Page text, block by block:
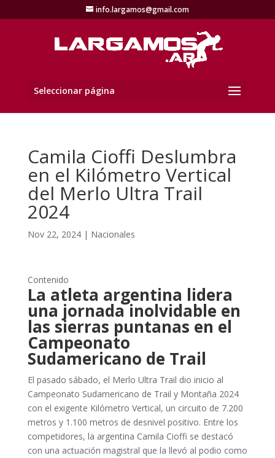
info.largamos@gmail.com
Seleccionar página
Camila Cioffi Deslumbra
en el Kilómetro Vertical
del Merlo Ultra Trail
2024
Nov 22, 2024| Nacionales
Contenido
La atleta argentina lidera
una jornada inolvidable en
las sierras puntanas en el
Campeonato
Sudamericano de Trail
El pasado sábado, el Merlo Ultra Trail dio inicio al
Campeonato Sudamericano de Trail y Montaña 2024
con el exigente Kilómetro Vertical, un circuito de 7.200
metros y 1.100 metros de desnivel positivo. Entre los
competidores, la argentina Camila Cioffi se destacó
con una actuación magistral que la llevó al podio como